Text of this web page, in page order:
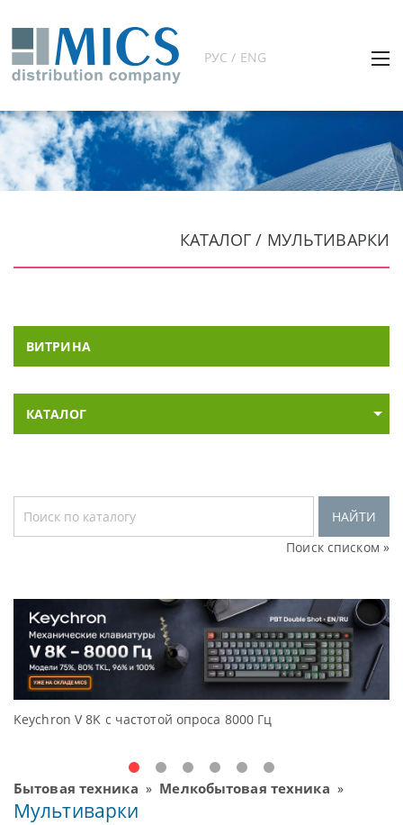
РУС / ENG
КАТАЛОГ / МУЛЬТИВАРКИ
ВИТРИНА
КАТАЛОГ
НАЙТИ
Поиск списком »
Keychron V 8K с частотой опроса 8000 Гц
Бытовая техника » Мелкобытовая техника »
Мультиварки